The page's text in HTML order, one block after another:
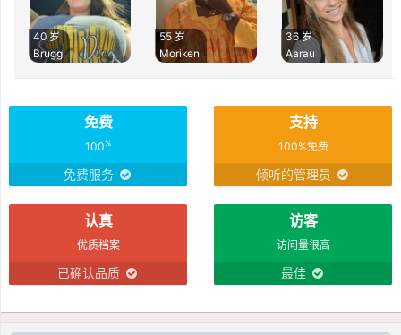
40 岁
Brugg
55 岁
Moriken
36 岁
Aarau
免费
100%
免费服务
支持
100%免费
倾听的管理员
认真
优质档案
已确认品质
访客
访问量很高
最佳